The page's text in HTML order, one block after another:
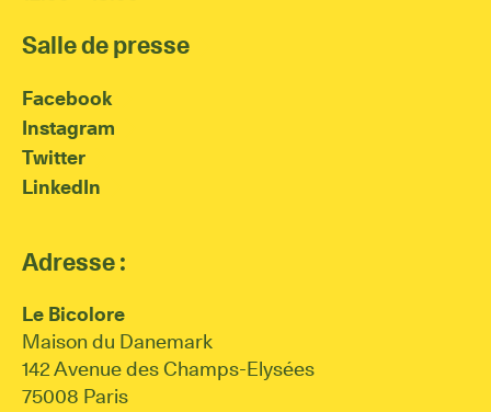
Salle de presse
Facebook
Instagram
Twitter
LinkedIn
Adresse :
Le Bicolore
Maison du Danemark
142 Avenue des Champs-Elysées
75008 Paris